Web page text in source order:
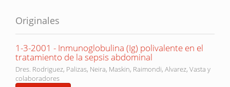
Originales
1-3-2001 - Inmunoglobulina (Ig) polivalente en el
tratamiento de la sepsis abdominal
Dres. Rodriguez, Palizas, Neira, Maskin, Raimondi, Alvarez, Vasta y
colaboradores